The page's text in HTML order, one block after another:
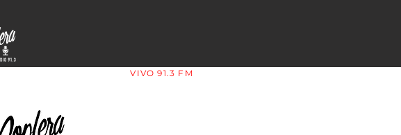
VIVO 91.3 FM